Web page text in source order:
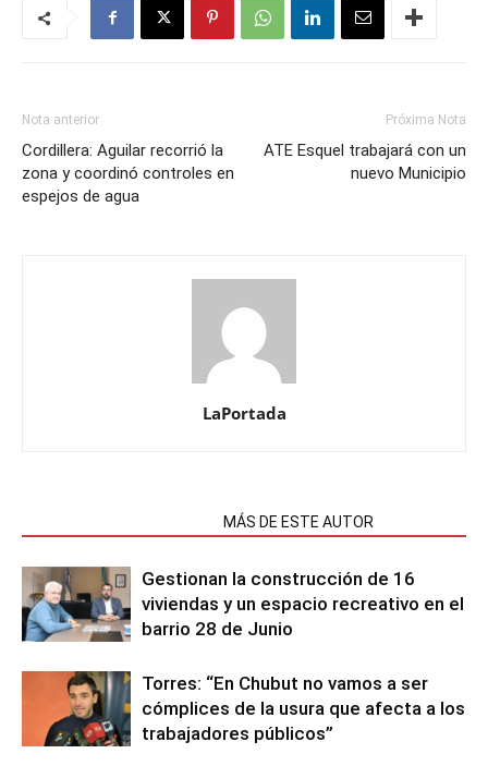
Nota anterior
Cordillera: Aguilar recorrió la
zona y coordinó controles en
espejos de agua
Próxima Nota
ATE Esquel trabajará con un
nuevo Municipio
LaPortada
MÁS DE ESTE AUTOR
Gestionan la construcción de 16
viviendas y un espacio recreativo en el
barrio 28 de Junio
Torres: “En Chubut no vamos a ser
cómplices de la usura que afecta a los
trabajadores públicos”